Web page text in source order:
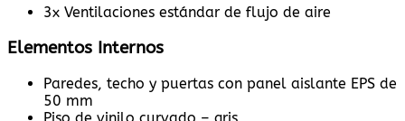
3x Ventilaciones estándar de flujo de aire
Elementos Internos
Paredes, techo y puertas con panel aislante EPS de
50 mm
Piso de vinilo curvado – gris